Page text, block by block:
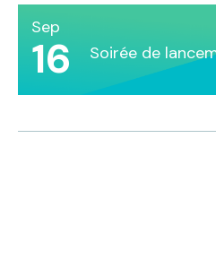
Sep
16 Soirée de